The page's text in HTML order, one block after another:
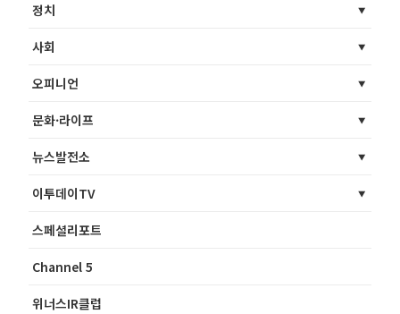
정치
사회
오피니언
문화·라이프
뉴스발전소
이투데이TV
스페셜리포트
Channel 5
위너스IR클럽